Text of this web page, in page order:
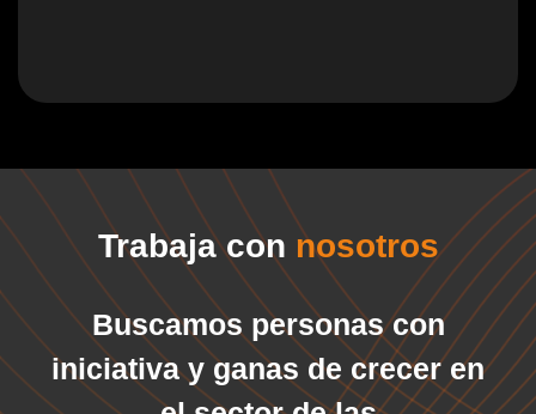
Trabaja con nosotros
Buscamos personas con
iniciativa y ganas de crecer en